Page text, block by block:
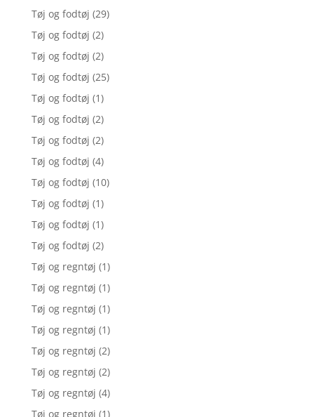
Tøj og fodtøj (29)
Tøj og fodtøj (2)
Tøj og fodtøj (2)
Tøj og fodtøj (25)
Tøj og fodtøj (1)
Tøj og fodtøj (2)
Tøj og fodtøj (2)
Tøj og fodtøj (4)
Tøj og fodtøj (10)
Tøj og fodtøj (1)
Tøj og fodtøj (1)
Tøj og fodtøj (2)
Tøj og regntøj (1)
Tøj og regntøj (1)
Tøj og regntøj (1)
Tøj og regntøj (1)
Tøj og regntøj (2)
Tøj og regntøj (2)
Tøj og regntøj (4)
Tøj og regntøj (1)